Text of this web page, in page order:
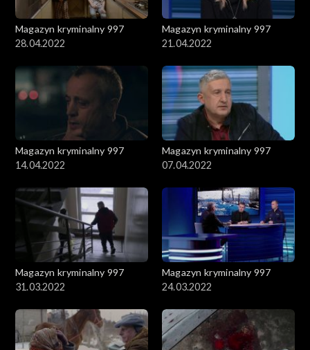
Magazyn kryminalny 997
28.04.2022
Magazyn kryminalny 997
21.04.2022
Magazyn kryminalny 997
14.04.2022
Magazyn kryminalny 997
07.04.2022
Magazyn kryminalny 997
31.03.2022
Magazyn kryminalny 997
24.03.2022